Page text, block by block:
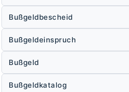
Bußgeldbescheid
Bußgeldeinspruch
Bußgeld
Bußgeldkatalog